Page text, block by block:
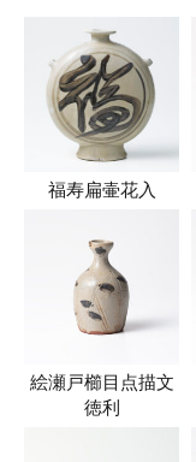
福寿扁壷花入
絵瀬戸櫛目点描文
徳利